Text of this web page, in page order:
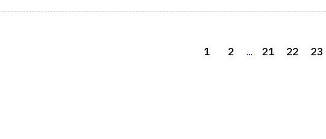
1 2 ... 21 22 23